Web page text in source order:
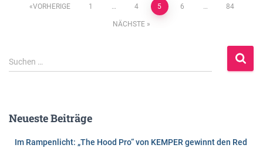
Beitragsnavigation
VORHERIGE 1 … 4 5 6 … 84
NÄCHSTE
S
u
n
Suchen …
Neueste Beiträge
Im Rampenlicht: „The Hood Pro“ von KEMPER gewinnt den Red